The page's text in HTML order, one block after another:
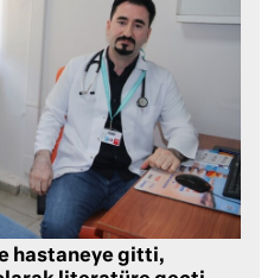
hastaneye gitti,